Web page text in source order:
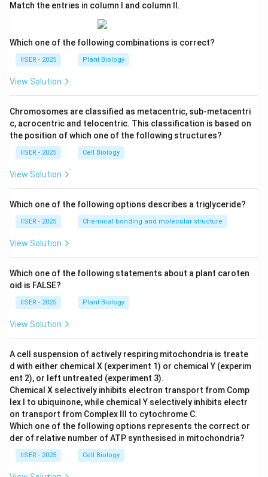
Match the entries in column I and column II.
Which one of the following combinations is correct?
IISER - 2025 Plant Biology
View Solution
Chromosomes are classified as metacentric, sub-metacentri
c, acrocentric and telocentric. This classification is based on
the position of which one of the following structures?
IISER - 2025 Cell Biology
View Solution
Which one of the following options describes a triglyceride?
IISER - 2025 Chemical bonding and molecular structure
View Solution
Which one of the following statements about a plant caroten
oid is FALSE?
IISER - 2025 Plant Biology
View Solution
A cell suspension of actively respiring mitochondria is treate
d with either chemical X (experiment 1) or chemical Y (experim
ent 2), or left untreated (experiment 3).
Chemical X selectively inhibits electron transport from Comp
lex I to ubiquinone, while chemical Y selectively inhibits electr
on transport from Complex III to cytochrome C.
Which one of the following options represents the correct or
der of relative number of ATP synthesised in mitochondria?
IISER - 2025 Cell Biology